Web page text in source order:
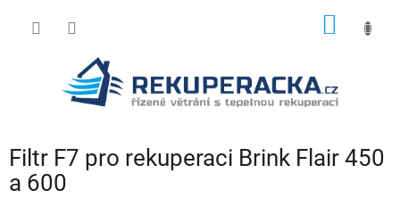
Filtr F7 pro rekuperaci Brink Flair 450
a 600